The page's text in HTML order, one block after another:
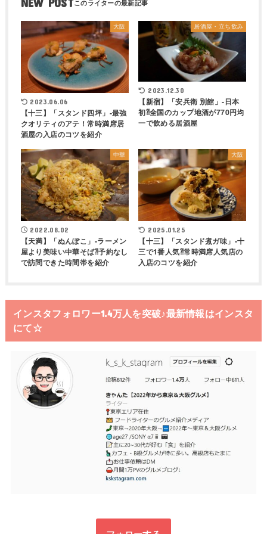
大阪
2023.06.06
【十三】「スタンド四坪」-最強
クオリティのアテ！常時満席居
酒屋の入店のコツを紹介
居酒屋・立ち飲み
2023.12.30
【新宿】「安兵衛 別館」-日本
初⁈全国のカップ地酒が770円均
一で飲める居酒屋
中華
2022.08.02
【天満】「ぬんぽこ」-ラーメン
屋より美味い中華そば⁈予約なし
で訪問できた時間帯を紹介
大阪
2025.01.25
【十三】「スタンド煮ガ味」-十
三で1番人気⁈常時満席人気店の
入店のコツを紹介
インスタフォロワー1.4万人を突破♪最新情報はインスタ
にて☆